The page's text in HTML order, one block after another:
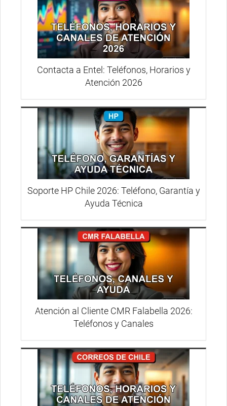
Contacta a Entel: Teléfonos, Horarios y
Atención 2026
Soporte HP Chile 2026: Teléfono, Garantía y
Ayuda Técnica
Atención al Cliente CMR Falabella 2026:
Teléfonos y Canales